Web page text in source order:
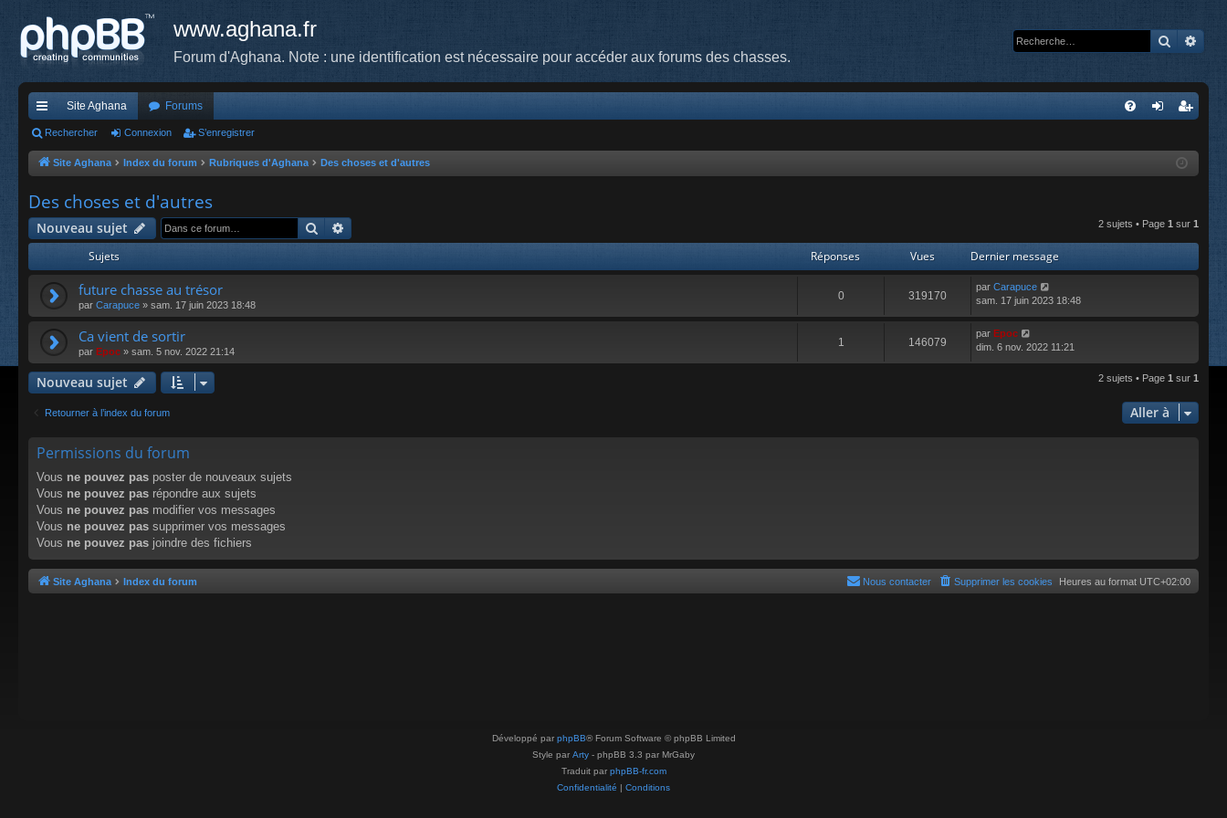
www.aghana.fr
Forum d'Aghana. Note : une identification est nécessaire pour accéder aux forums des chasses.
cc
ès
pi
de
Site Aghana Forums
nr
re
r
Rechercher Connexion S’enregistrer
Site Aghana Index du forum Rubriques d'Aghana Des choses et d'autres
Des choses et d'autres
Nouveau sujet Rechercher 2 sujets • Page 1 sur 1
Sujets Réponses Vues Dernier message
future chasse au trésor
par Carapuce » sam. 17 juin 2023 18:48
0 319170
par Carapuce
sam. 17 juin 2023 18:48
Ca vient de sortir
par Epoc » sam. 5 nov. 2022 21:14
1 146079
par Epoc
dim. 6 nov. 2022 11:21
Nouveau sujet 2 sujets • Page 1 sur 1
Retourner à l’index du forum Aller à
Permissions du forum
Vous ne pouvez pas poster de nouveaux sujets
Vous ne pouvez pas répondre aux sujets
Vous ne pouvez pas modifier vos messages
Vous ne pouvez pas supprimer vos messages
Vous ne pouvez pas joindre des fichiers
Site Aghana Index du forum Heures au format UTC+02:00
Supprimer les cookies
Nous contacter
Développé par phpBB® Forum Software © phpBB Limited
Style par Arty - phpBB 3.3 par MrGaby
Traduit par phpBB-fr.com
Confidentialité | Conditions